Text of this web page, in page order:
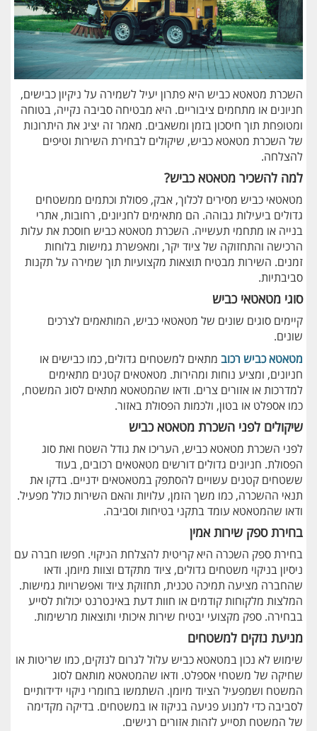
השכרת מטאטא כביש היא פתרון יעיל לשמירה על ניקיון כבישים,
חניונים או מתחמים ציבוריים. היא מבטיחה סביבה נקייה, בטוחה
ומטופחת תוך חיסכון בזמן ומשאבים. מאמר זה יציג את היתרונות
של השכרת מטאטא כביש, שיקולים לבחירת השירות וטיפים
להצלחה.
למה להשכיר מטאטא כביש?
מטאטאי כביש מסירים לכלוך, אבק, פסולת וכתמים ממשטחים
גדולים ביעילות גבוהה. הם מתאימים לחניונים, רחובות, אתרי
בנייה או מתחמי תעשייה. השכרת מטאטא כביש חוסכת את עלות
הרכישה והתחזוקה של ציוד יקר, ומאפשרת גמישות בלוחות
זמנים. השירות מבטיח תוצאות מקצועיות תוך שמירה על תקנות
סביבתיות.
סוגי מטאטאי כביש
קיימים סוגים שונים של מטאטאי כביש, המותאמים לצרכים
שונים.
מטאטא כביש רכוב מתאים למשטחים גדולים, כמו כבישים או
חניונים, ומציע נוחות ומהירות. מטאטאים קטנים מתאימים
למדרכות או אזורים צרים. ודאו שהמטאטא מתאים לסוג המשטח,
כמו אספלט או בטון, ולכמות הפסולת באזור.
שיקולים לפני השכרת מטאטא כביש
לפני השכרת מטאטא כביש, העריכו את גודל השטח ואת סוג
הפסולת. חניונים גדולים דורשים מטאטאים רכובים, בעוד
ששטחים קטנים עשויים להסתפק במטאטאים ידניים. בדקו את
תנאי ההשכרה, כמו משך הזמן, עלויות והאם השירות כולל מפעיל.
ודאו שהמטאטא עומד בתקני בטיחות וסביבה.
בחירת ספק שירות אמין
בחירת ספק השכרה היא קריטית להצלחת הניקוי. חפשו חברה עם
ניסיון בניקוי משטחים גדולים, ציוד מתקדם וצוות מיומן. ודאו
שהחברה מציעה תמיכה טכנית, תחזוקת ציוד ואפשרויות גמישות.
המלצות מלקוחות קודמים או חוות דעת באינטרנט יכולות לסייע
בבחירה. ספק מקצועי יבטיח שירות איכותי ותוצאות מרשימות.
מניעת נזקים למשטחים
שימוש לא נכון במטאטא כביש עלול לגרום לנזקים, כמו שריטות או
שחיקה של משטחי אספלט. ודאו שהמטאטא מותאם לסוג
המשטח ושמפעיל הציוד מיומן. השתמשו בחומרי ניקוי ידידותיים
לסביבה כדי למנוע פגיעה בניקוז או במשטחים. בדיקה מקדימה
של המשטח תסייע לזהות אזורים רגישים.